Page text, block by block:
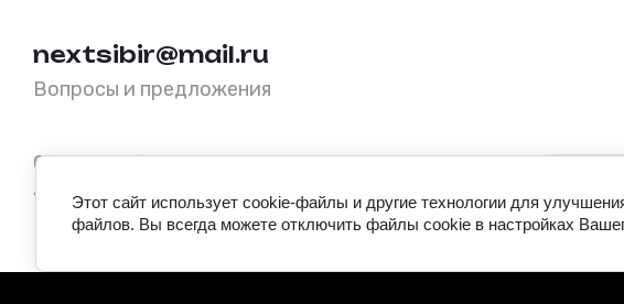
nextsibir@mail.ru
Вопросы и предложения
Copyright © 2025 ООО "Неполиграфия" ИНН
4214044764
Этот сайт использует cookie-файлы и другие технологии для
файлов. Вы всегда можете отключить файлы cookie в настройках